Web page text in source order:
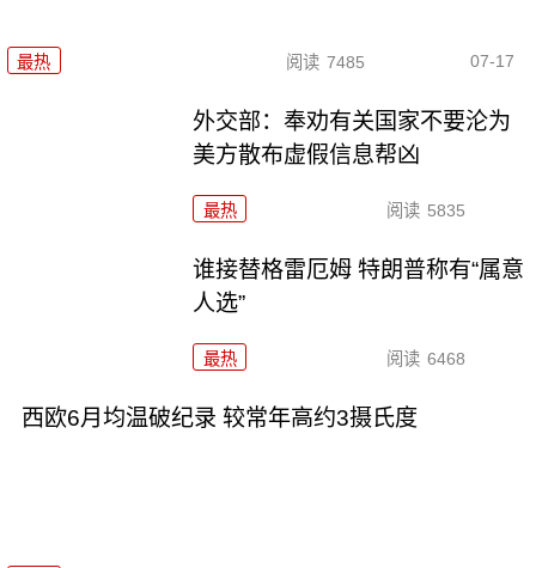
最热 阅读 7485 07-17
外交部：奉劝有关国家不要沦为
美方散布虚假信息帮凶
最热 阅读 5835
谁接替格雷厄姆 特朗普称有“属意
人选”
最热 阅读 6468
西欧6月均温破纪录 较常年高约3摄氏度